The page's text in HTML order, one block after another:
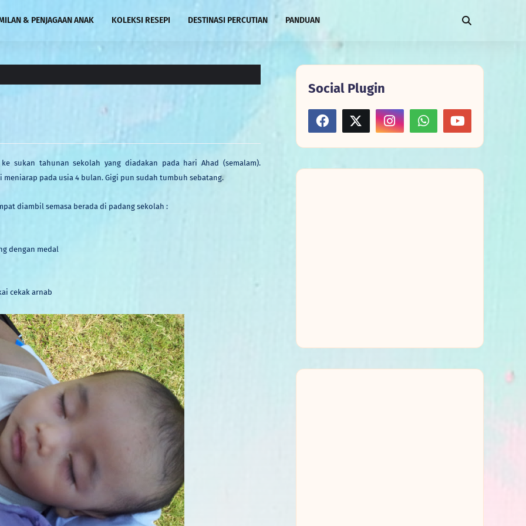
& PENJAGAAN ANAK KOLEKSI RESEPI DESTINASI PERCUTIAN PANDUAN
sukan tahunan sekolah yang diadakan pada hari Ahad (semalam).
pada usia 4 bulan. Gigi pun sudah tumbuh sebatang.
diambil semasa berada di padang sekolah :
dengan medal
cekak arnab
Social Plugin